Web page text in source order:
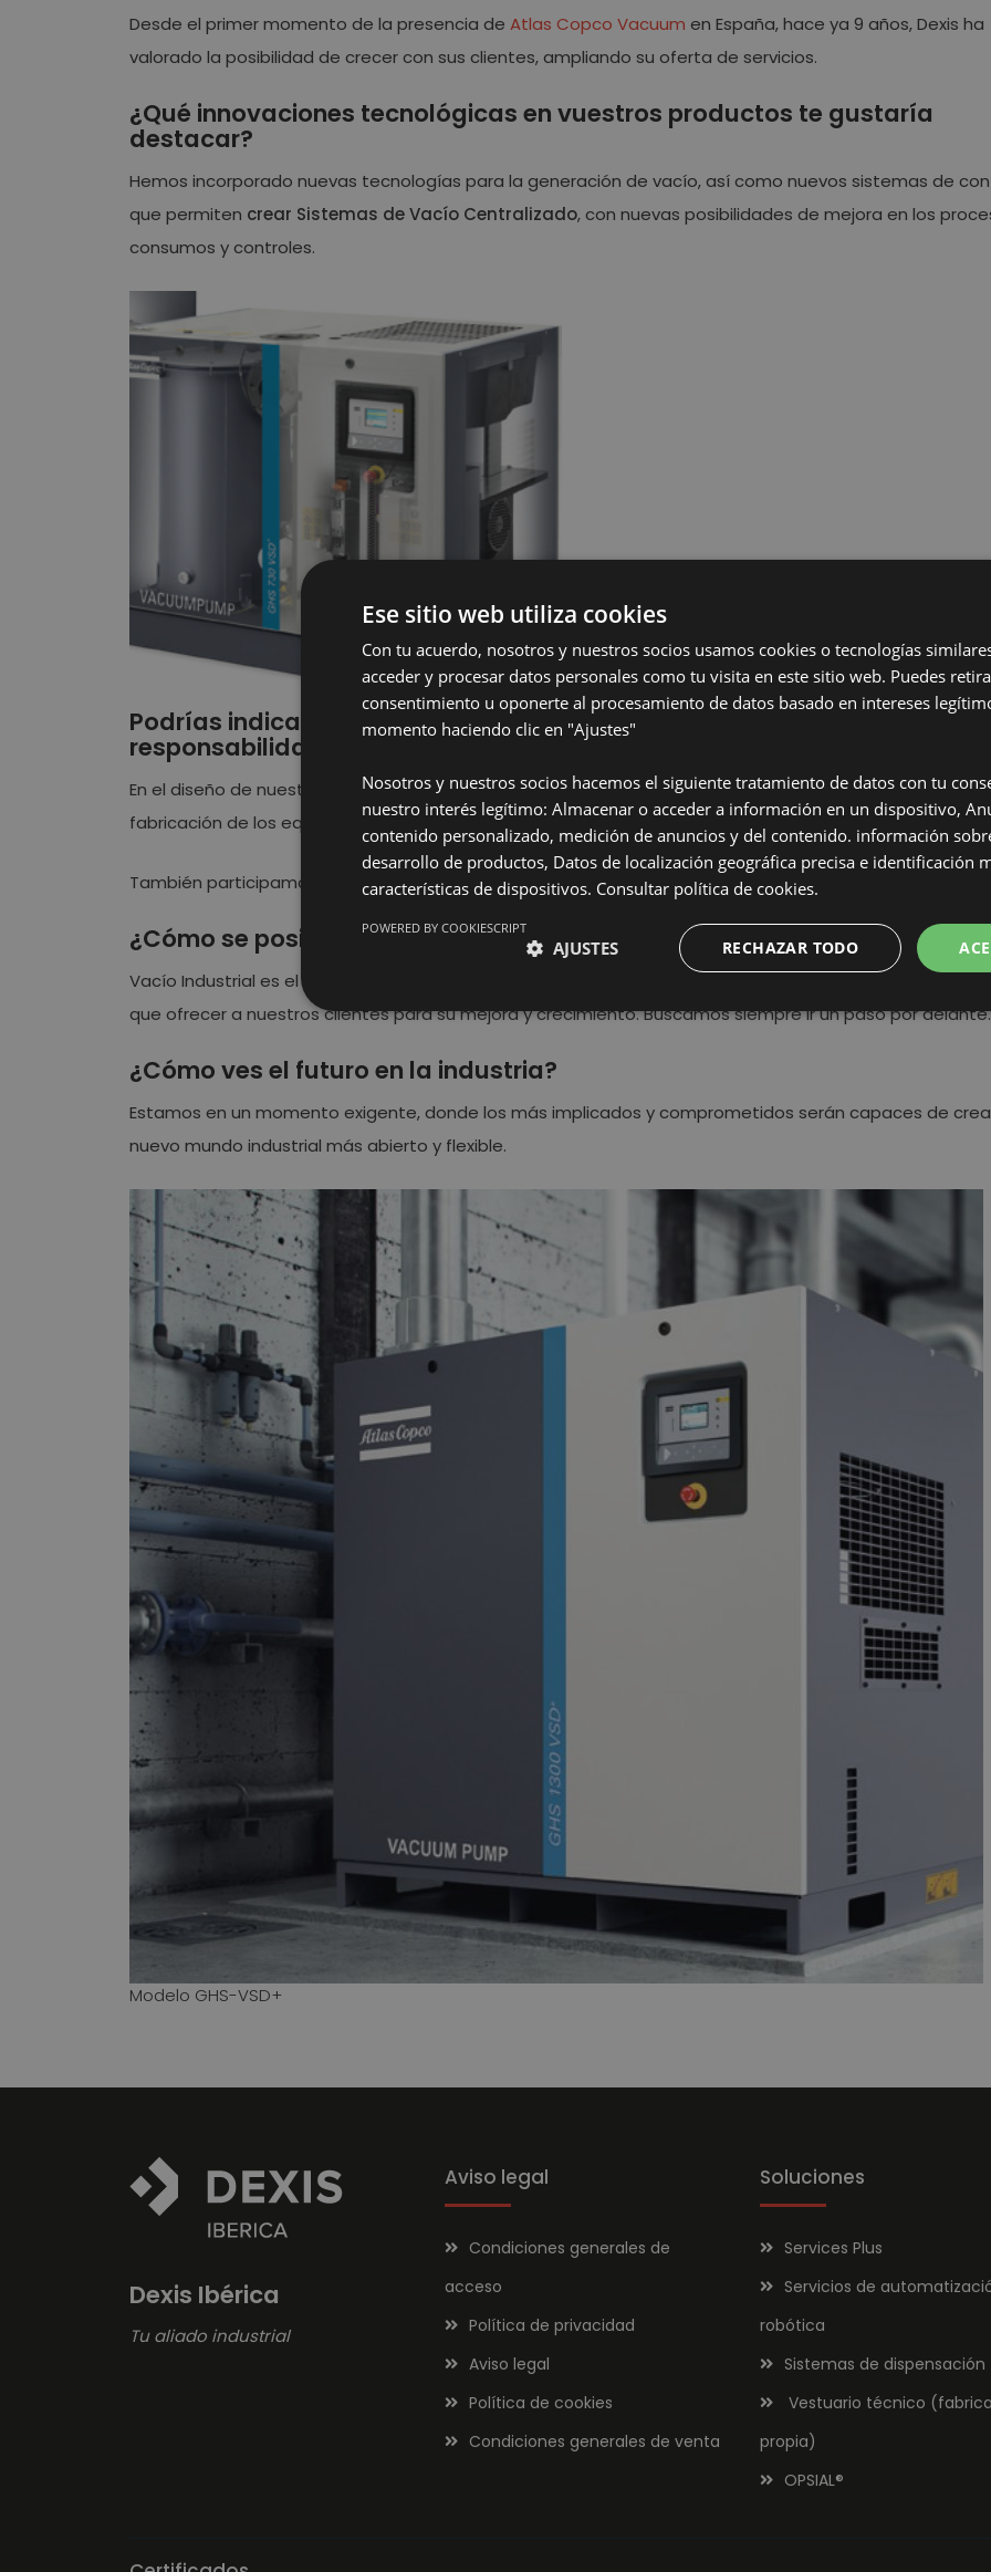
Desde el primer momento de la presencia de Atlas Copco Vacuum en España, hace ya 9 años, Dexis ha
valorado la posibilidad de crecer con sus clientes, ampliando su oferta de servicios.
¿Qué innovaciones tecnológicas en vuestros productos te gustaría
destacar?
Hemos incorporado nuevas tecnologías para la generación de vacío, así como nuevos sistemas de
que permiten crear Sistemas de Vacío Centralizado, con nuevas posibilidades de mejora en los
consumos y controles.
Podrías indicarnos alguna iniciativa que hace tu empresa en base a la
responsabilidad social corporativa y sostenibilidad.
En el diseño de nuestras máquinas siempre hay una búsqueda para reducir la huella energética, tanto
fabricación de los equipos como en el uso de los mismos.
También participamos en la fundaciónWater for Allpara la colaboración con comunidades en
¿Cómo se posiciona tu empresa ante las nuevas tecnologías del
Vacío Industrial es el mejor ejemplo de la implicación de Atlas Copco para el desarrollo de nuevas
que ofrecer a nuestros clientes para su mejora y crecimiento. Buscamos siempre ir un paso por delante.
¿Cómo ves el futuro en la industria?
Estamos en un momento exigente, donde los más implicados y comprometidos serán capaces de
nuevo mundo industrial más abierto y flexible.
Modelo GHS-VSD+
Dexis Ibérica
Tu aliado industrial
Aviso legal
Condiciones generales de
acceso
Política de privacidad
Aviso legal
Política de cookies
Condiciones generales de venta
Soluciones
Services Plus
Servicios de
robótica
Sistemas de dispensación
Vestuario técnico
propia)
OPSIAL®
Ese sitio web utiliza cookies
Con tu acuerdo, nosotros y nuestros socios usamos cookies o tecnologías
acceder y procesar datos personales como tu visita en este sitio web. Puedes
consentimiento u oponerte al procesamiento de datos basado en intereses
momento haciendo clic en "Ajustes"
Nosotros y nuestros socios hacemos el siguiente tratamiento de datos con tu
nuestro interés legítimo: Almacenar o acceder a información en un dispositivo,
contenido personalizado, medición de anuncios y del contenido. información
desarrollo de productos, Datos de localización geográfica precisa e identificación
características de dispositivos. Consultar política de cookies.
RECHAZAR TODO
AJUSTES
POWERED BY COOKIESCRIPT